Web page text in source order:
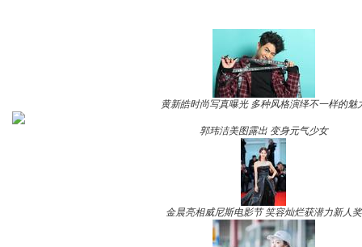
黄新皓时尚写真曝光 多种风格演绎不一样的魅
郭玮洁美图露出 变身元气少女
金晨亮相威尼斯电影节 笑容灿烂获潜力新人奖